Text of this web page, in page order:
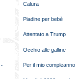
-
Calura
Piadine per bebè
Attentato a Trump
Occhio alle galline
Per il mio compleanno